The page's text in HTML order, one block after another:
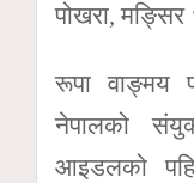
पोखरा, मङ्सिर
रूपा वाङ्‍मय
नेपालको
आइडलको